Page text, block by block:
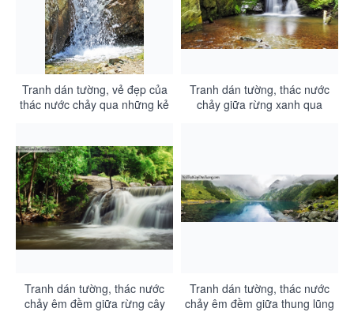
Tranh dán tường, vẻ đẹp của
thác nước chảy qua những kẻ
Tranh dán tường, thác nước
chảy giữa rừng xanh qua
Tranh dán tường, thác nước
chảy êm đềm giữa rừng cây
Tranh dán tường, thác nước
chảy êm đềm giữa thung lũng